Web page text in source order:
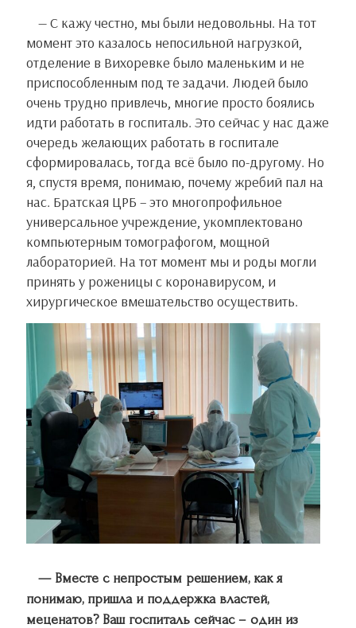
— С кажу честно, мы были недовольны. На тот
момент это казалось непосильной нагрузкой,
отделение в Вихоревке было маленьким и не
приспособленным под те задачи. Людей было
очень трудно привлечь, многие просто боялись
идти работать в госпиталь. Это сейчас у нас даже
очередь желающих работать в госпитале
сформировалась, тогда всё было по-другому. Но
я, спустя время, понимаю, почему жребий пал на
нас. Братская ЦРБ – это многопрофильное
универсальное учреждение, укомплектовано
компьютерным томографогом, мощной
лабораторией. На тот момент мы и роды могли
принять у роженицы с коронавирусом, и
хирургическое вмешательство осуществить.
— Вместе с непростым решением, как я
понимаю, пришла и поддержка властей,
меценатов? Ваш госпиталь сейчас – один из